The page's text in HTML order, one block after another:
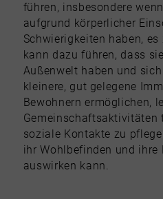
führen, insbesondere
aufgrund körperlicher
Schwierigkeiten haben, es
kann dazu führen, dass
Außenwelt haben und
kleinere, gut gelegene
Bewohnern ermöglichen,
Gemeinschaftsaktivitäten
soziale Kontakte zu
ihr Wohlbefinden und ihre
auswirken kann.